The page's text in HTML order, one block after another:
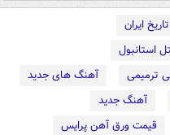
ایران
استانبول
ترمیمی
آهنگ های جدید
آهنگ جدید
قیمت ورق آهن پرایس